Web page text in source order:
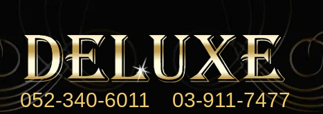
052-340-6011 03-911-7477